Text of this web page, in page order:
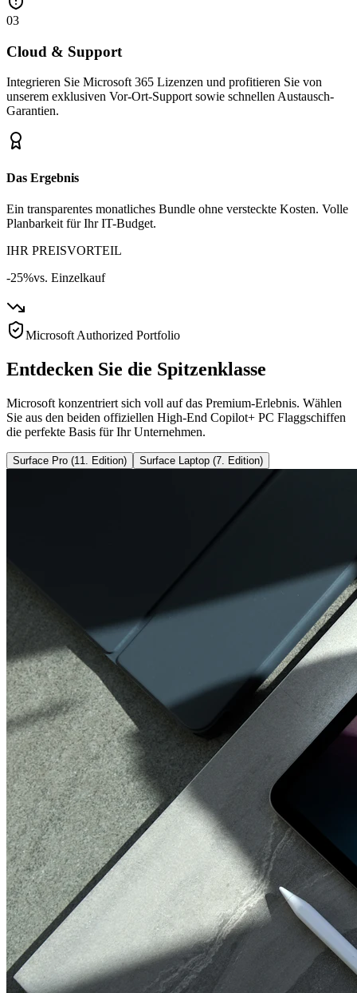
03
Cloud & Support
Integrieren Sie Microsoft 365 Lizenzen und profitieren Sie von
unserem exklusiven Vor-Ort-Support sowie schnellen Austausch-
Garantien.
Das Ergebnis
Ein transparentes monatliches Bundle ohne versteckte Kosten. Volle
Planbarkeit für Ihr IT-Budget.
IHR PREISVORTEIL
-25%vs. Einzelkauf
Microsoft Authorized Portfolio
Entdecken Sie die Spitzenklasse
Microsoft konzentriert sich voll auf das Premium-Erlebnis. Wählen
Sie aus den beiden offiziellen High-End Copilot+ PC Flaggschiffen
die perfekte Basis für Ihr Unternehmen.
Surface Pro (11. Edition) Surface Laptop (7. Edition)